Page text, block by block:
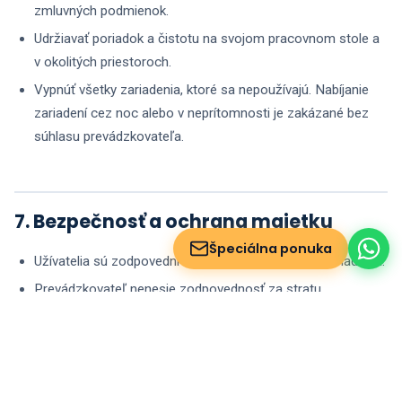
zmluvných podmienok.
Udržiavať poriadok a čistotu na svojom pracovnom stole a
v okolitých priestoroch.
Vypnúť všetky zariadenia, ktoré sa nepoužívajú. Nabíjanie
zariadení cez noc alebo v neprítomnosti je zakázané bez
súhlasu prevádzkovateľa.
7. Bezpečnosť a ochrana majetku
Užívatelia sú zodpovední za svoje osobné veci a zariadenia.
Prevádzkovateľ nenesie zodpovednosť za stratu,
Špeciálna ponuka